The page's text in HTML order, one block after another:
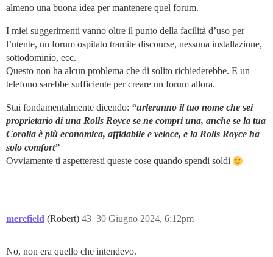
almeno una buona idea per mantenere quel forum.
I miei suggerimenti vanno oltre il punto della facilità d’uso per
l’utente, un forum ospitato tramite discourse, nessuna installazione,
sottodominio, ecc.
Questo non ha alcun problema che di solito richiederebbe. E un
telefono sarebbe sufficiente per creare un forum allora.
Stai fondamentalmente dicendo: “urleranno il tuo nome che sei
proprietario di una Rolls Royce se ne compri una, anche se la tua
Corolla è più economica, affidabile e veloce, e la Rolls Royce ha
solo comfort”
Ovviamente ti aspetteresti queste cose quando spendi soldi
merefield (Robert) 30 Giugno 2024, 6:12pm
43
No, non era quello che intendevo.